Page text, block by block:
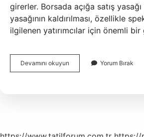
girerler. Borsada açığa satış yasağı
yasağının kaldırılması, özellikle
ilgilenen yatırımcılar için önemli
Devamını okuyun
Senedinde
Yorum Bırak